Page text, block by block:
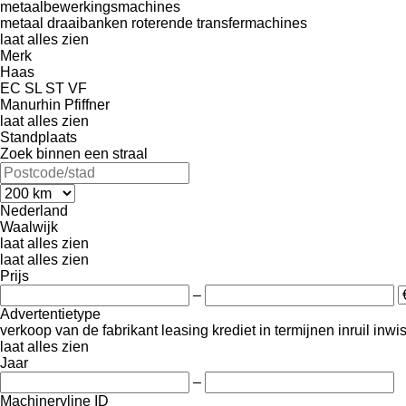
metaalbewerkingsmachines
metaal draaibanken roterende transfermachines
laat alles zien
Merk
Haas
EC SL ST VF
Manurhin Pfiffner
laat alles zien
Standplaats
Zoek binnen een straal
Nederland
Waalwijk
laat alles zien
laat alles zien
Prijs
–
Advertentietype
verkoop van de fabrikant leasing krediet in termijnen inruil
laat alles zien
Jaar
–
Machineryline ID